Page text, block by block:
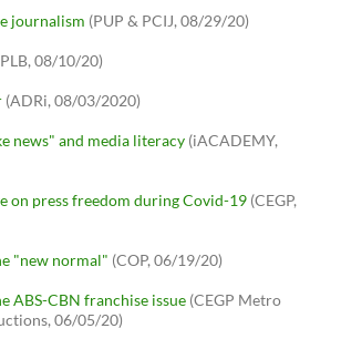
journalism (PUP & PCIJ, 08/29/20)
08/10/20)
(ADRi, 08/03/2020)
news" and media literacy (iACADEMY,
on press freedom during Covid-19 (CEGP,
"new normal" (COP, 06/19/20)
ABS-CBN franchise issue (CEGP Metro
06/05/20)